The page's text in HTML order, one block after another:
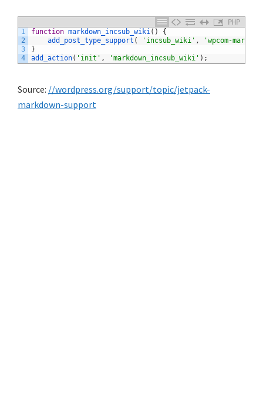
PHP
1
2
3
4
function markdown_incsub_wiki( )
{
add_post_type_support ( 'incsub_wiki' ,
'wpcom-
}
add_action( 'init' , 'markdown_incsub_wiki' ) ;
Source: //wordpress.org/support/topic/jetpack-
markdown-support